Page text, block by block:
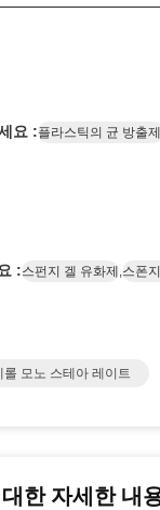
요 :플라스틱의 균 방출
:스펀지 겔 유화제 ,스폰
롤 모노 스테아 레이트
한 자세한 내